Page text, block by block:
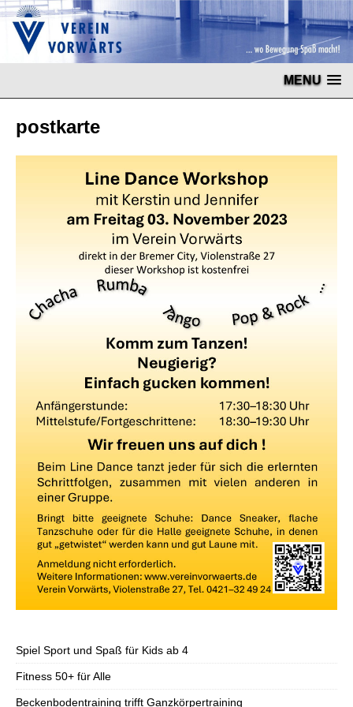
MENU
postkarte
Spiel Sport und Spaß für Kids ab 4
Fitness 50+ für Alle
Beckenbodentraining trifft Ganzkörpertraining